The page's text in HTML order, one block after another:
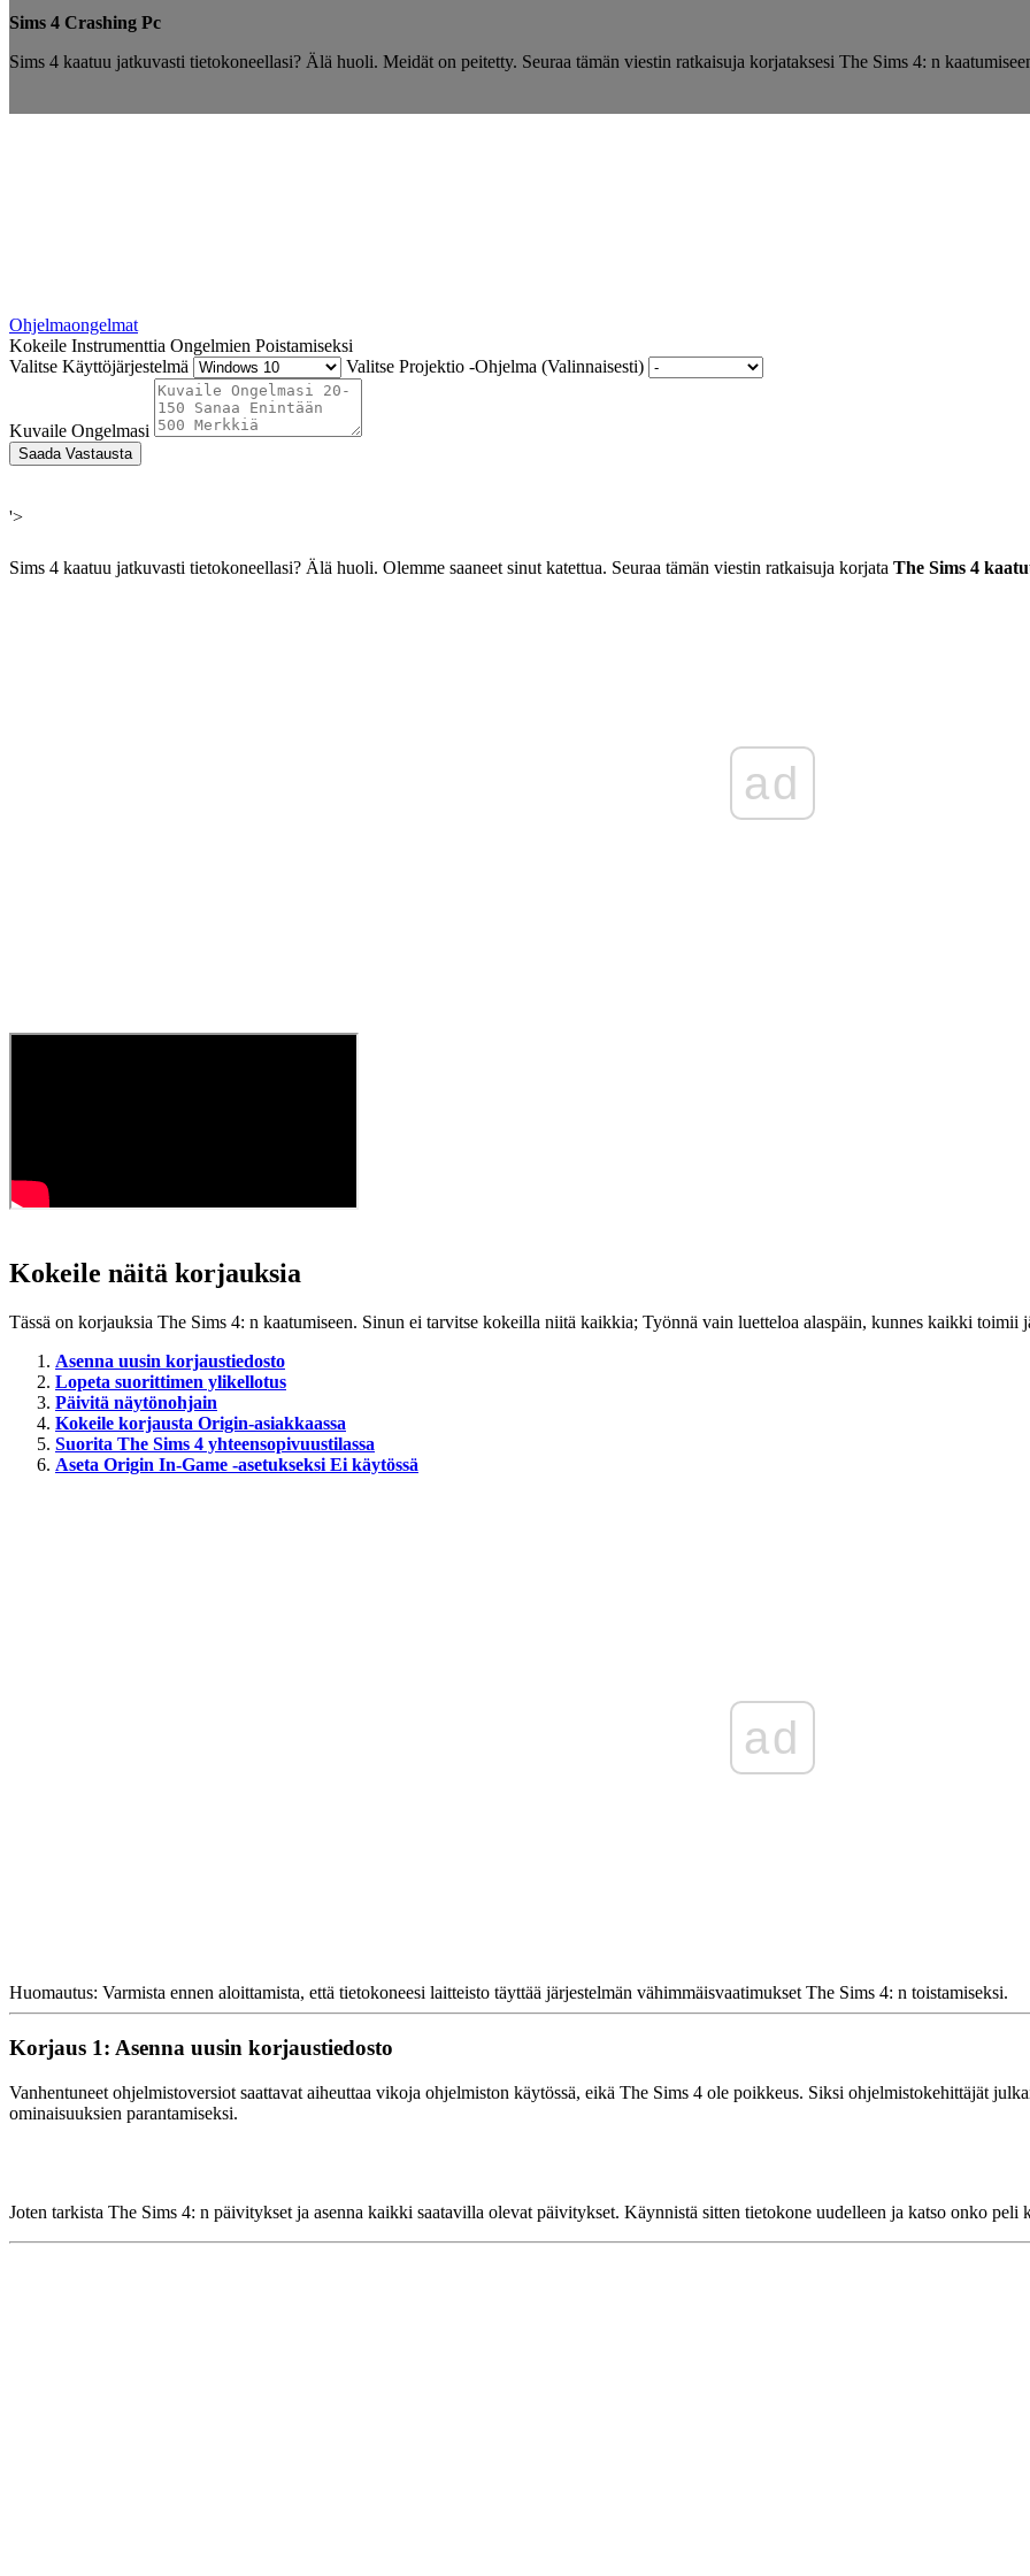
Sims 4 Crashing Pc
Sims 4 kaatuu jatkuvasti tietokoneellasi? Älä huoli. Meidät on peitetty. Seuraa tämän viestin ratkaisuja korjataksesi The Sims 4: n
Ohjelmaongelmat
Kokeile Instrumenttia Ongelmien Poistamiseksi
Valitse Käyttöjärjestelmä
Valitse Projektio -Ohjelma (Valinnaisesti)
Kuvaile Ongelmasi
Saada Vastausta
'>
Sims 4 kaatuu jatkuvasti tietokoneellasi? Älä huoli. Olemme saaneet sinut katettua. Seuraa tämän viestin ratkaisuja korjata The Sims 4
ad
Kokeile näitä korjauksia
Tässä on korjauksia The Sims 4: n kaatumiseen. Sinun ei tarvitse kokeilla niitä kaikkia; Työnnä vain luetteloa alaspäin, kunnes kaikki toimii
Asenna uusin korjaustiedosto
Lopeta suorittimen ylikellotus
Päivitä näytönohjain
Kokeile korjausta Origin-asiakkaassa
Suorita The Sims 4 yhteensopivuustilassa
Aseta Origin In-Game -asetukseksi Ei käytössä
ad
Huomautus: Varmista ennen aloittamista, että tietokoneesi laitteisto täyttää järjestelmän vähimmäisvaatimukset The Sims 4: n toistamiseksi.
Korjaus 1: Asenna uusin korjaustiedosto
Vanhentuneet ohjelmistoversiot saattavat aiheuttaa vikoja ohjelmiston käytössä, eikä The Sims 4 ole poikkeus. Siksi ohjelmistokehittäjät
ominaisuuksien parantamiseksi.
Joten tarkista The Sims 4: n päivitykset ja asenna kaikki saatavilla olevat päivitykset. Käynnistä sitten tietokone uudelleen ja katso onko peli